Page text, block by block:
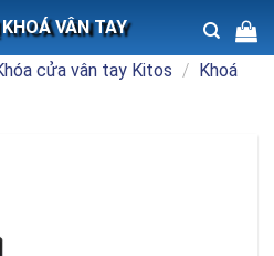
VÂN TAY
cửa vân tay Kitos / Khoá